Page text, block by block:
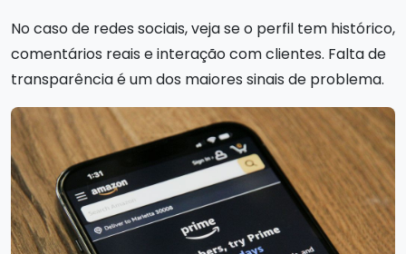
No caso de redes sociais, veja se o perfil tem histórico,
comentários reais e interação com clientes. Falta de
transparência é um dos maiores sinais de problema.